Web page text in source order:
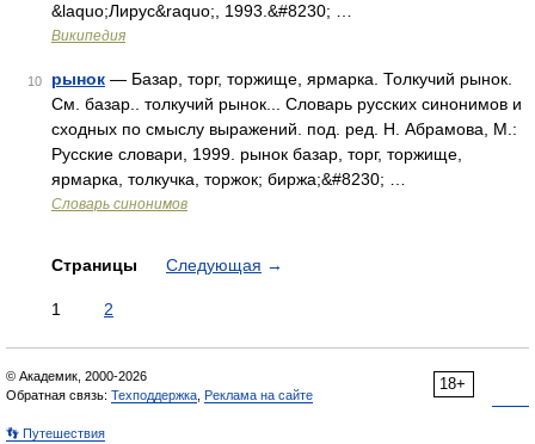
&laquo;Лирус&raquo;, 1993.&#8230; …
Википедия
10 рынок — Базар, торг, торжище, ярмарка. Толкучий рынок.
См. базар.. толкучий рынок... Словарь русских синонимов и
сходных по смыслу выражений. под. ред. Н. Абрамова, М.:
Русские словари, 1999. рынок базар, торг, торжище,
ярмарка, толкучка, торжок; биржа;&#8230; …
Словарь синонимов
Страницы Следующая →
1 2
18+
© Академик, 2000-2026
Обратная связь: Техподдержка Реклама на сайте
👣 Путешествия